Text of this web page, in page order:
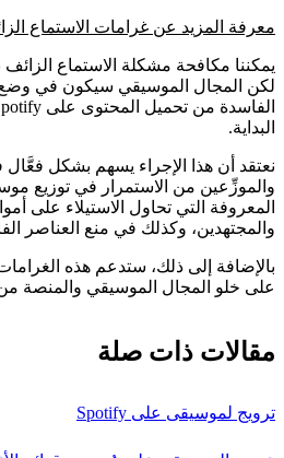
معرفة المزيد عن غرامات الاستماع
يمكننا مكافحة مشكلة الاستماع
لكن المجال الموسيقي سيكون في وضع
البداية.
نعتقد أن هذا الإجراء يسهم بشكل فعَّال
والموزِّعين من الاستمرار في توزيع
المعروفة التي تحاول الاستيلاء على
والمجتهدين، وكذلك في منع العناصر
بالإضافة إلى ذلك، ستدعم هذه
على خلو المجال الموسيقي والمنصة
مقالات ذات صلة
ترويج لموسيقى على Spotify